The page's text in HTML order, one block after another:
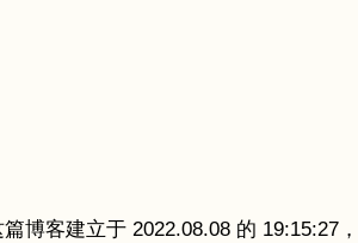
客建立于 2022.08.08 的 19:15:27